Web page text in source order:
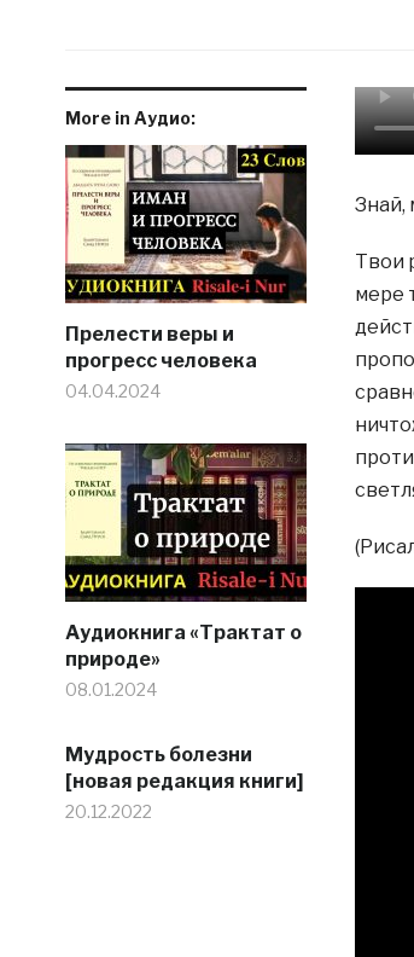
More in Аудио:
Прелести веры и
прогресс человека
04.04.2024
Аудиокнига «Трактат о
природе»
08.01.2024
Мудрость болезни
[новая редакция книги]
20.12.2022
Знай,
Твои
мере